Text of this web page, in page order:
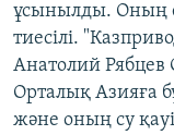
ұсынылды. Оның
тиесілі.
Анатолий Рябцев
Орталық Азияға
және оның су